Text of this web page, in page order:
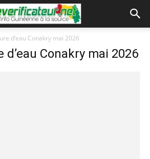
d’eau Conakry mai 2026
d’eau Conakry mai 2026